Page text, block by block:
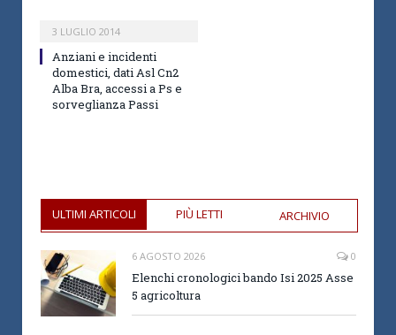
3 LUGLIO 2014
Anziani e incidenti
domestici, dati Asl Cn2
Alba Bra, accessi a Ps e
sorveglianza Passi
ULTIMI ARTICOLI PIÙ LETTI ARCHIVIO
6 AGOSTO 2026 0
Elenchi cronologici bando Isi 2025 Asse
5 agricoltura